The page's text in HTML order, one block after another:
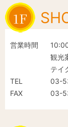
1F
営業時間
観
テイ
TEL
03-
FAX
03-